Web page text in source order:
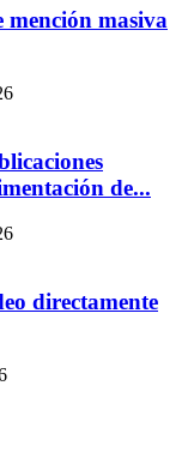
masiva
de...
directamente